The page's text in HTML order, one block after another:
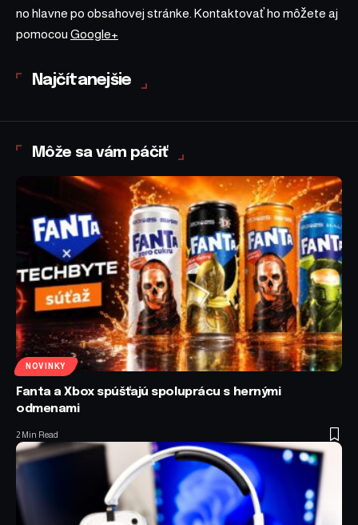
no hlavne po obsahovej stránke. Kontaktovať ho môžete aj
pomocou Google+
Najčítanejšie
Môže sa vám páčiť
NOVINKY
Fanta a Xbox spúšťajú spoluprácu s hernými
odmenami
2 Min Read